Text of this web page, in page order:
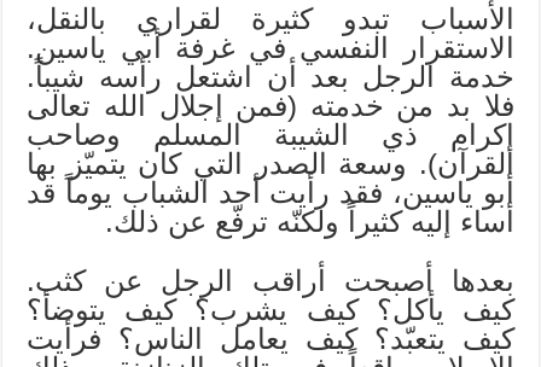
الأسباب تبدو كثيرة لقراري بالنقل،
الاستقرار النفسي في غرفة أبي ياسين.
خدمة الرجل بعد أن اشتعل رأسه شيباً.
فلا بد من خدمته (فمن إجلال الله تعالى
إكرام ذي الشيبة المسلم وصاحب
القرآن). وسعة الصدر التي كان يتميّز بها
أبو ياسين، فقد رأيت أحد الشباب يوماً قد
أساء إليه كثيراً ولكنّه ترفّع عن ذلك.
بعدها أصبحت أراقب الرجل عن كثب.
كيف يأكل؟ كيف يشرب؟ كيف يتوضأ؟
كيف يتعبّد؟ كيف يعامل الناس؟ فرأيت